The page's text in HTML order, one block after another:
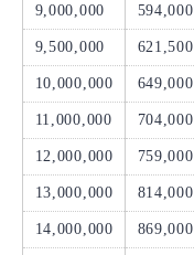
9,000,000 594,000
9,500,000 621,500
10,000,000 649,000
11,000,000 704,000
12,000,000 759,000
13,000,000 814,000
14,000,000 869,000